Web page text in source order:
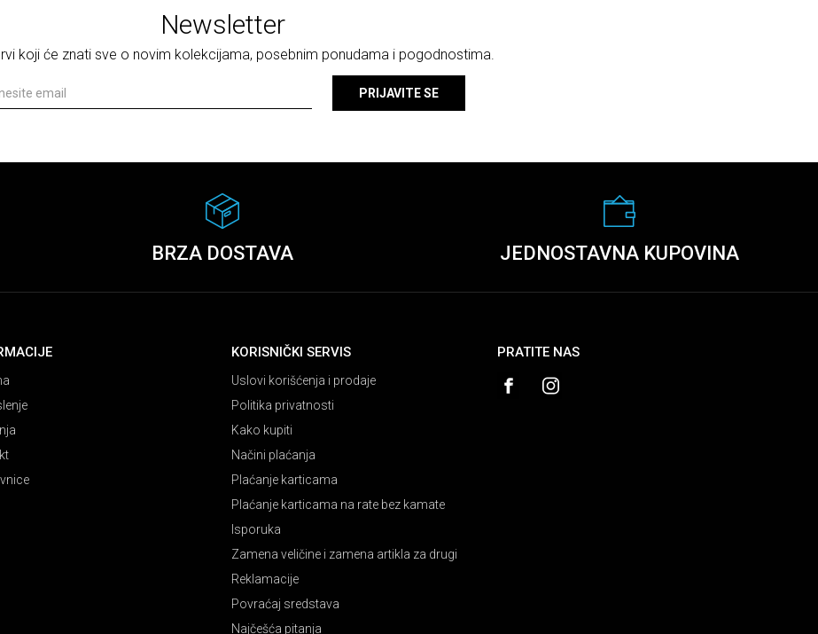
Newsletter
koji će znati sve o novim kolekcijama, posebnim ponudama i pogodnostima.
PRIJAVITE SE
BRZA DOSTAVA JEDNOSTAVNA KUPOVINA
KORISNIČKI SERVIS
Uslovi korišćenja i prodaje
Politika privatnosti
Kako kupiti
Načini plaćanja
Plaćanje karticama
Plaćanje karticama na rate bez kamate
Isporuka
Zamena veličine i zamena artikla za drugi
Reklamacije
Povraćaj sredstava
Najčešća pitanja
PRATITE NAS